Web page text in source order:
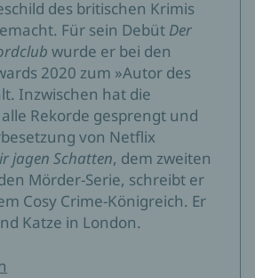
des britischen Krimis
Für sein Debüt Der
wurde er bei den
2020 zum »Autor des
Inzwischen hat die
Rekorde gesprengt und
von Netflix
jagen Schatten, dem zweiten
Mörder-Serie, schreibt er
Cosy Crime-Königreich. Er
Katze in London.